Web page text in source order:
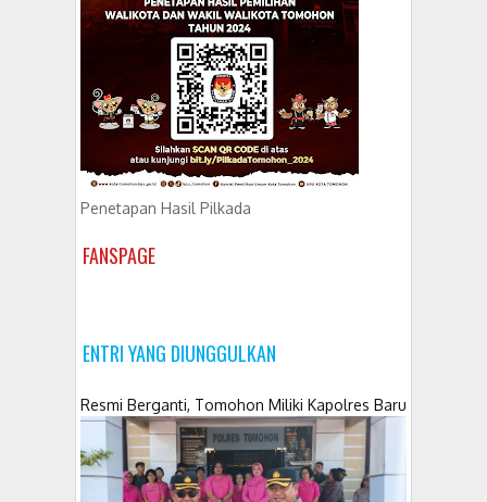
Penetapan Hasil Pilkada
FANSPAGE
ENTRI YANG DIUNGGULKAN
Resmi Berganti, Tomohon Miliki Kapolres Baru